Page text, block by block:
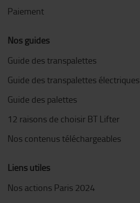
Paiement
Nos guides
Guide des transpalettes
Guide des transpalettes électriques
Guide des palettes
12 raisons de choisir BT Lifter
Nos contenus téléchargeables
Liens utiles
Nos actions Paris 2024